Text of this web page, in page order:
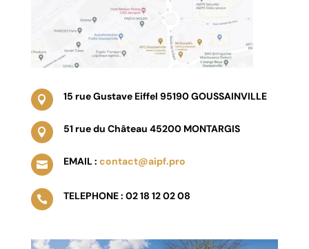
 15 rue Gustave Eiffel 95190 GOUSSAINVILLE
 51 rue du Château 45200 MONTARGIS
 EMAIL : contact@aipf.pro
 TELEPHONE : 02 18 12 02 08